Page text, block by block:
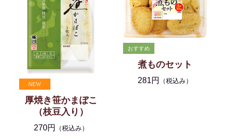
厚焼き笹かまぼこ
（枝豆入り）
270円 （税込み）
煮ものセット
281円 （税込み）